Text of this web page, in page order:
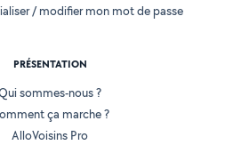
/ modifier mon mot de passe
PRÉSENTATION
sommes-nous ?
ça marche ?
AlloVoisins Pro